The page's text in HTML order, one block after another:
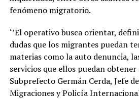
fenómeno migratorio.
‘’El operativo busca orientar,
dudas que los migrantes puedan
materias como la auto denuncia,
servicios que ellos puedan obtener
Subprefecto Germán Cerda, Jefe
Migraciones y Policía